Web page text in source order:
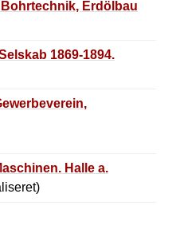
Erdölbau
1869-1894.
Halle a.